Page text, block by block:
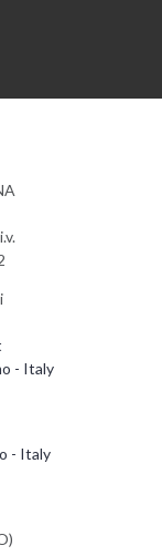
- Italy
- Italy